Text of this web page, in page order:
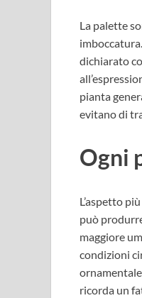
La palette
dichiarato
pianta
evitano di
Ogni
L’aspetto
può
maggiore
condizioni
ricorda un